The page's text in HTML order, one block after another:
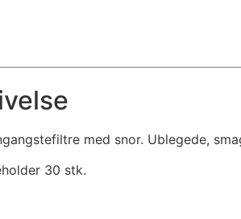
med snor. Ublegede,
30 stk.